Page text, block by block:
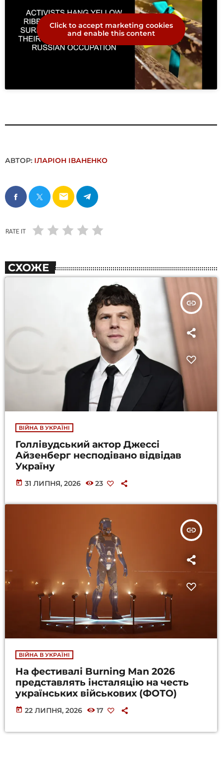
Click to accept marketing cookies
and enable this content
АВТОР: ІЛАРІОН ІВАНЕНКО
email
RATE IT
СХОЖЕ
insert_link
ВІЙНА В УКРАЇНІ
Голлівудський актор Джессі
Айзенберг несподівано відвідав
Україну
today 31 ЛИПНЯ, 2026 23
insert_link
ВІЙНА В УКРАЇНІ
На фестивалі Burning Man 2026
представлять інсталяцію на честь
українських військових (ФОТО)
today 22 ЛИПНЯ, 2026 17